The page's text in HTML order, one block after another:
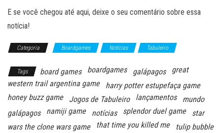
E se você chegou até aqui, deixe o seu comentário sobre essa
notícia!
Categoria Boardgames Notícias Tabuleiro
Tags board games boardgames galápagos
great
western trail argentina game
harry potter estupefaça game
honey buzz game
Jogos de Tabuleiro lançamentos
mundo
galápagos
namiji game notícias splendor duel game
star
wars the clone wars game
that time you killed me
tulip bubble